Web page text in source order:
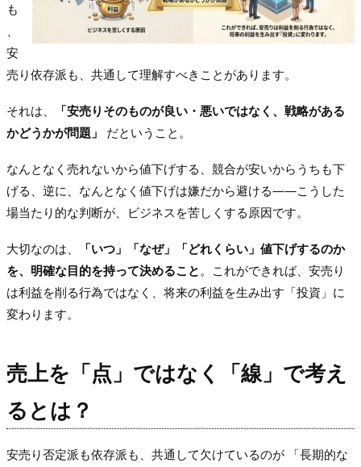
も
、
安
売り依存派も、共通して理解すべきことがあります。
それは、
「安売りそのものが良い・悪いではなく、戦略がある
かどうかが問題」
だということ。
なんとなく売れないから値下げする、競合が安いからうちも下
げる、逆に、なんとなく値下げは嫌だから避ける——こうした
場当たり的な判断が、ビジネスを苦しくする原因です。
大切なのは、
「いつ」「なぜ」「どれくらい」値下げするのか
を、明確な目的を持って決めること。これができれば、安売り
は利益を削る行為ではなく、将来の利益を生み出す「投資」に
変わります。
売上を「点」ではなく「線」で考え
るとは？
安売り否定派も依存派も、共通して欠けているのが 「長期的な